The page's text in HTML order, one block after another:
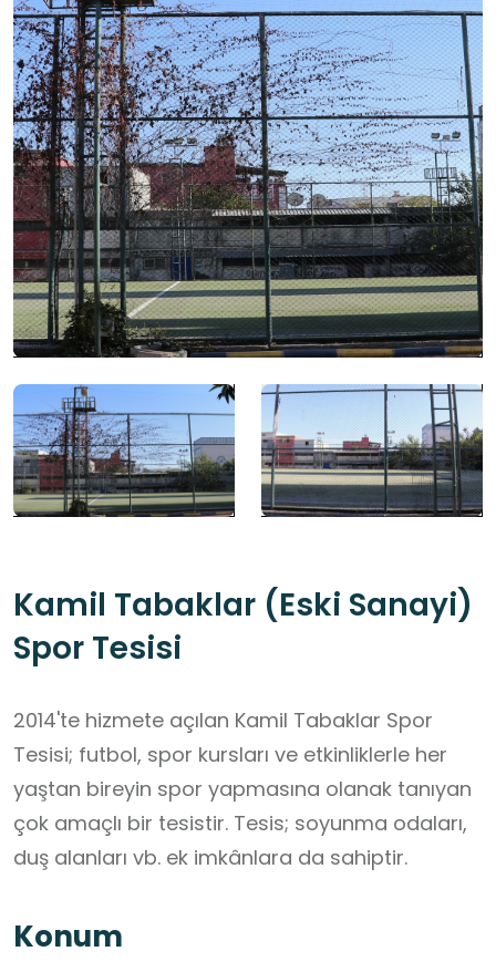
Kamil Tabaklar (Eski Sanayi)
Spor Tesisi
2014'te hizmete açılan Kamil Tabaklar Spor
Tesisi; futbol, spor kursları ve etkinliklerle her
yaştan bireyin spor yapmasına olanak tanıyan
çok amaçlı bir tesistir. Tesis; soyunma odaları,
duş alanları vb. ek imkânlara da sahiptir.
Konum